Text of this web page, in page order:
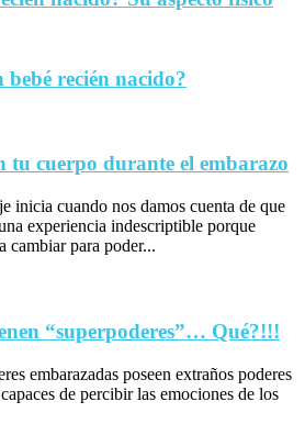
recién nacido?
tu cuerpo durante el embarazo
inicia cuando nos damos cuenta de que
experiencia indescriptible porque
cambiar para poder...
“superpoderes”… Qué?!!!
embarazadas poseen extraños poderes
de percibir las emociones de los